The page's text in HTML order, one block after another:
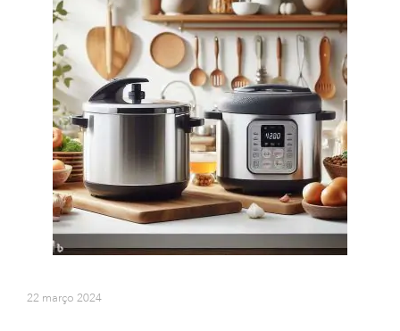
22 março 2024